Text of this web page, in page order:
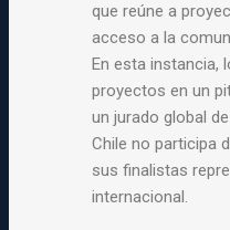
que reúne a
acceso a la
En esta instancia,
proyectos en un
un jurado global
Chile no participa
sus finalistas
internacional.